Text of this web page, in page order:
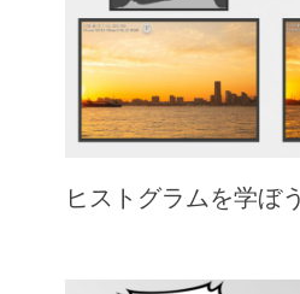
ヒストグラムを学ぼ